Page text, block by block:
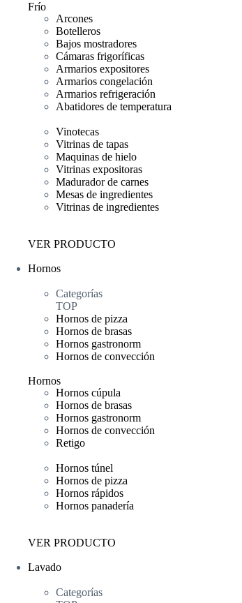
Frío
Arcones
Botelleros
Bajos mostradores
Cámaras frigoríficas
Armarios expositores
Armarios congelación
Armarios refrigeración
Abatidores de temperatura
Vinotecas
Vitrinas de tapas
Maquinas de hielo
Vitrinas expositoras
Madurador de carnes
Mesas de ingredientes
Vitrinas de ingredientes
VER PRODUCTO
Hornos
Categorías
TOP
Hornos de pizza
Hornos de brasas
Hornos gastronorm
Hornos de convección
Hornos
Hornos cúpula
Hornos de brasas
Hornos gastronorm
Hornos de convección
Retigo
Hornos túnel
Hornos de pizza
Hornos rápidos
Hornos panadería
VER PRODUCTO
Lavado
Categorías